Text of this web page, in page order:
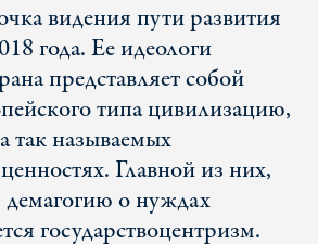
видения пути развития
года. Ее идеологи
представляет собой
типа цивилизацию,
так называемых
Главной из них,
демагогию о нуждах
государствоцентризм.